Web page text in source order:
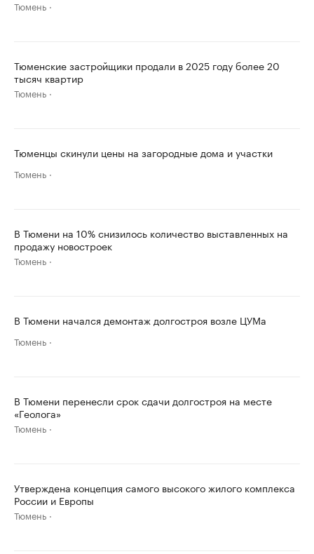
Тюмень
Тюменские застройщики продали в 2025 году более 20
тысяч квартир
Тюмень
Тюменцы скинули цены на загородные дома и участки
Тюмень
В Тюмени на 10% снизилось количество выставленных на
продажу новостроек
Тюмень
В Тюмени начался демонтаж долгостроя возле ЦУМа
Тюмень
В Тюмени перенесли срок сдачи долгостроя на месте
«Геолога»
Тюмень
Утверждена концепция самого высокого жилого комплекса
России и Европы
Тюмень